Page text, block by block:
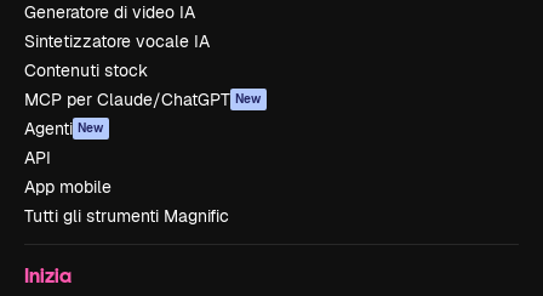
Generatore di video IA
Sintetizzatore vocale IA
Contenuti stock
MCP per Claude/ChatGPT New
Agenti New
API
App mobile
Tutti gli strumenti Magnific
Inizia